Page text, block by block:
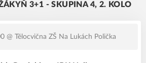
3+1 - SKUPINA 4, 2. KOLO
@ Tělocvična ZŠ Na Lukách Polička